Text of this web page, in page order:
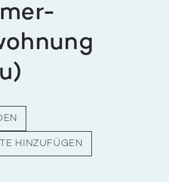
HINZUFÜGEN